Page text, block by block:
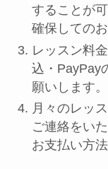
することが
確保しての
レッスン料
込・PayPay
願いします。
月々のレッ
ご連絡をい
お支払い方